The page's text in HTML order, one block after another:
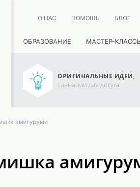
О НАС ПОМОЩЬ БЛОГ
ОБРАЗОВАНИЕ МАСТЕР-
ОРИГИНАЛЬНЫЕ ИДЕИ,
сценарии для досуга
амигуруми